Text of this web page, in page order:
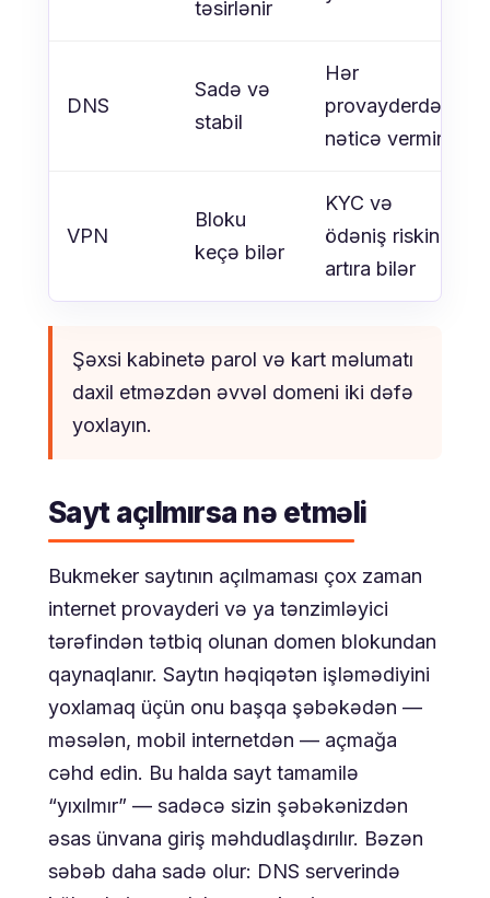
təsirlənir
DNS
Sadə və
stabil
Hər
provayderdə
nəticə vermir
VPN
Bloku
keçə bilər
KYC və
ödəniş riskini
artıra bilər
Şəxsi kabinetə parol və kart məlumatı
daxil etməzdən əvvəl domeni iki dəfə
yoxlayın.
Sayt açılmırsa nə etməli
Bukmeker saytının açılmaması çox zaman
internet provayderi və ya tənzimləyici
tərəfindən tətbiq olunan domen blokundan
qaynaqlanır. Saytın həqiqətən işləmədiyini
yoxlamaq üçün onu başqa şəbəkədən —
məsələn, mobil internetdən — açmağa
cəhd edin. Bu halda sayt tamamilə
“yıxılmır” — sadəcə sizin şəbəkənizdən
əsas ünvana giriş məhdudlaşdırılır. Bəzən
səbəb daha sadə olur: DNS serverində